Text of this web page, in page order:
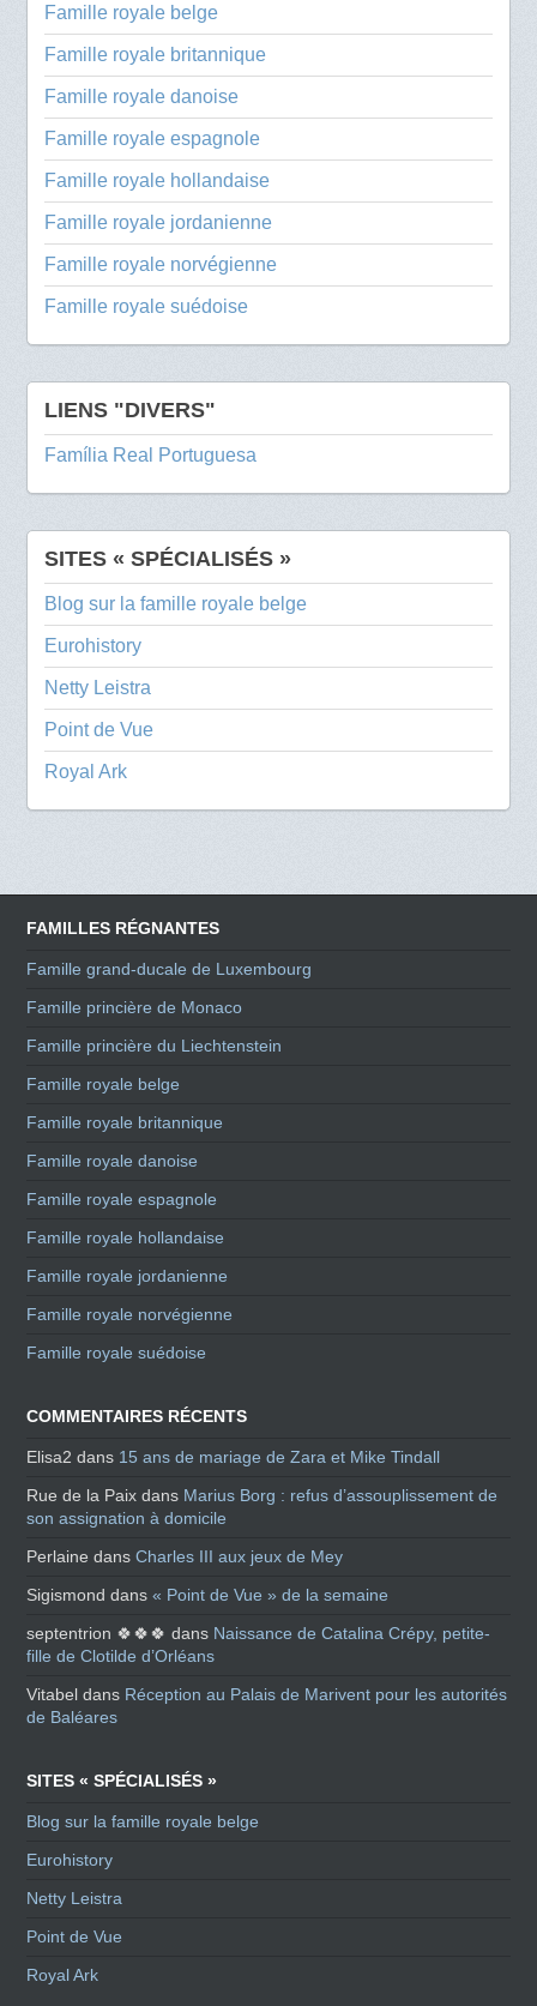
Famille royale belge
Famille royale britannique
Famille royale danoise
Famille royale espagnole
Famille royale hollandaise
Famille royale jordanienne
Famille royale norvégienne
Famille royale suédoise
LIENS "DIVERS"
Família Real Portuguesa
SITES « SPÉCIALISÉS »
Blog sur la famille royale belge
Eurohistory
Netty Leistra
Point de Vue
Royal Ark
FAMILLES RÉGNANTES
Famille grand-ducale de Luxembourg
Famille princière de Monaco
Famille princière du Liechtenstein
Famille royale belge
Famille royale britannique
Famille royale danoise
Famille royale espagnole
Famille royale hollandaise
Famille royale jordanienne
Famille royale norvégienne
Famille royale suédoise
COMMENTAIRES RÉCENTS
Elisa2 dans 15 ans de mariage de Zara et Mike Tindall
Rue de la Paix dans Marius Borg : refus d’assouplissement de
son assignation à domicile
Perlaine dansCharles III aux jeux de Mey
Sigismond dans« Point de Vue » de la semaine
septentrion 🍀🍀🍀 dans Naissance de Catalina Crépy, petite-
fille de Clotilde d’Orléans
Vitabel dans Réception au Palais de Marivent pour les autorités
de Baléares
SITES « SPÉCIALISÉS »
Blog sur la famille royale belge
Eurohistory
Netty Leistra
Point de Vue
Royal Ark